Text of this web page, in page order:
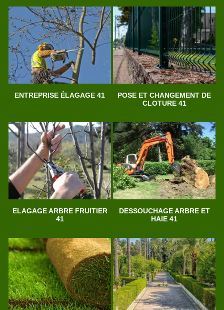
ENTREPRISE ÉLAGAGE 41
POSE ET CHANGEMENT DE
CLOTURE 41
ELAGAGE ARBRE FRUITIER
41
DESSOUCHAGE ARBRE ET
HAIE 41